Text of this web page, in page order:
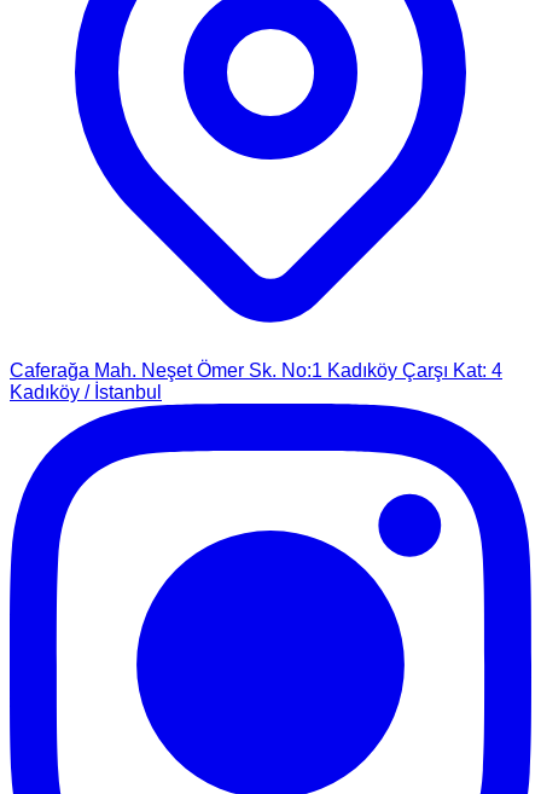
Caferağa Mah. Neşet Ömer Sk. No:1 Kadıköy Çarşı Kat: 4
Kadıköy / İstanbul